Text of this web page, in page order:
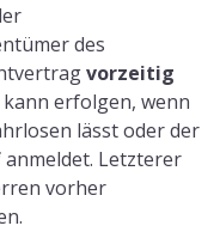
des
vorzeitig
erfolgen, wenn
lässt oder der
anmeldet. Letzterer
vorher